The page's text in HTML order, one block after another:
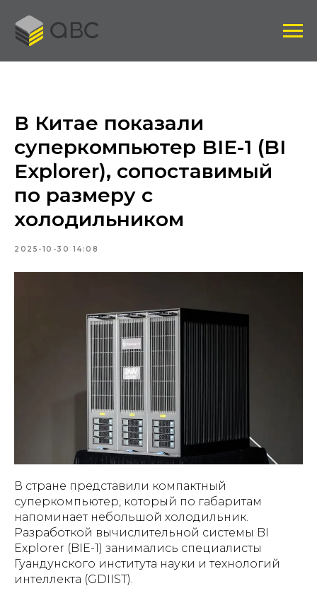
В Китае показали
суперкомпьютер BIE-1 (BI
Explorer), сопоставимый
по размеру с
холодильником
2025-10-30 14:08
В стране представили компактный
суперкомпьютер, который по габаритам
напоминает небольшой холодильник.
Разработкой вычислительной системы BI
Explorer (BIE-1) занимались специалисты
Гуандунского института науки и технологий
интеллекта (GDIIST).